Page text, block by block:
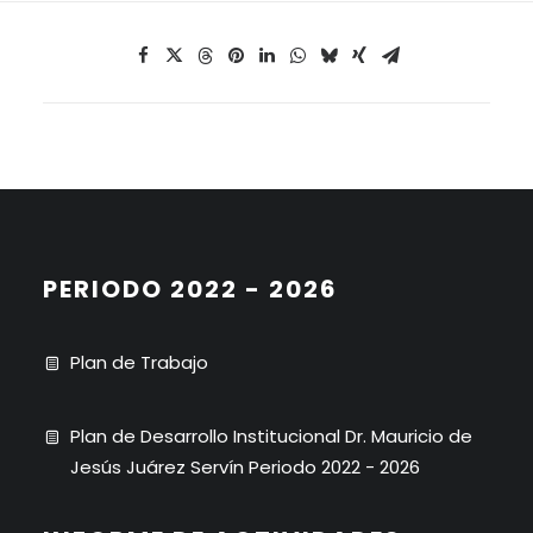
PERIODO 2022 - 2026
Plan de Trabajo
Plan de Desarrollo Institucional Dr. Mauricio de
Jesús Juárez Servín Periodo 2022 - 2026